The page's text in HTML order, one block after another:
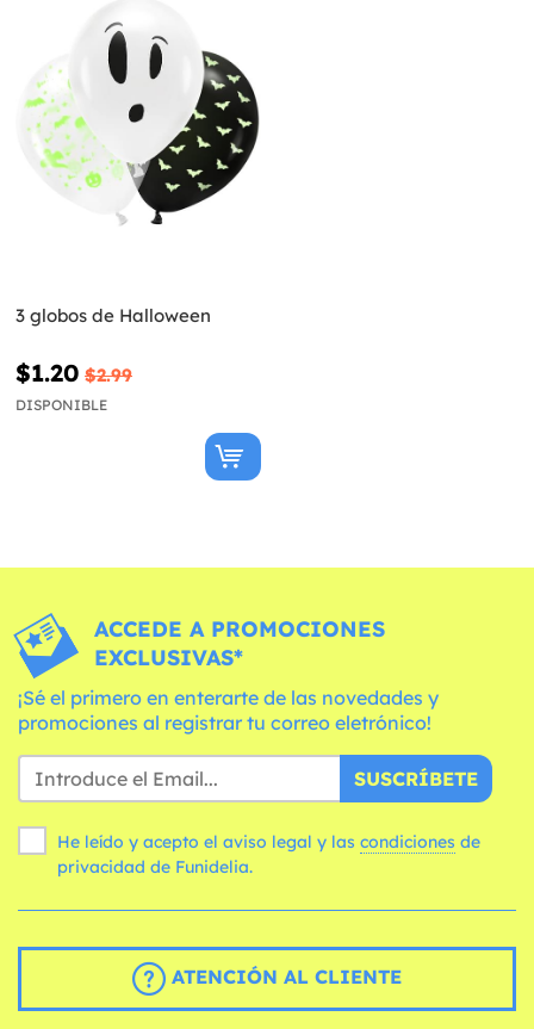
3 globos de Halloween
$1.20 $2.99
DISPONIBLE
ACCEDE A PROMOCIONES
EXCLUSIVAS*
¡Sé el primero en enterarte de las novedades y
promociones al registrar tu correo eletrónico!
SUSCRÍBETE
He leído y acepto el aviso legal y las condiciones
privacidad de Funidelia.
ATENCIÓN AL CLIENTE